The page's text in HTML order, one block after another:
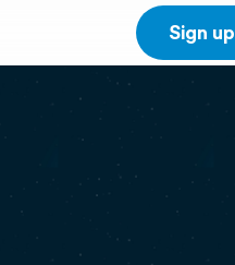
Sign up